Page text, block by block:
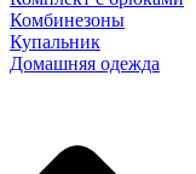
Комбинезоны
Купальник
Домашняя одежда